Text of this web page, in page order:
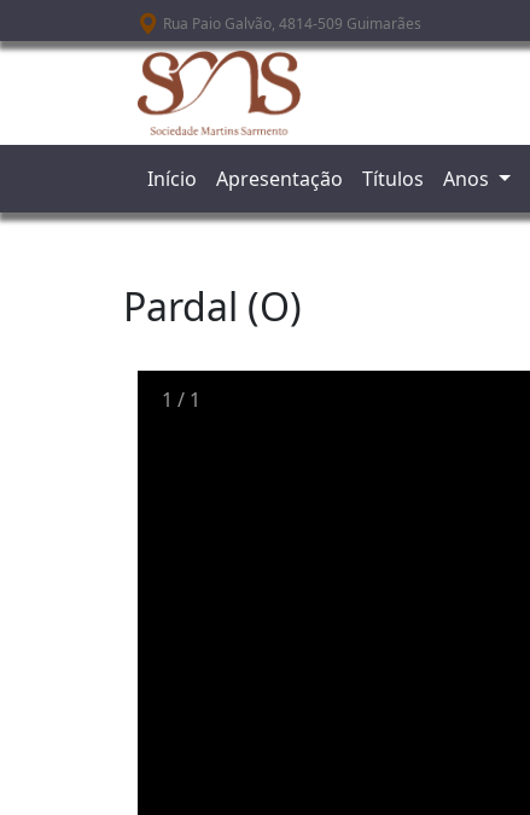
Passar para o conteúdo principal
Rua Paio Galvão, 4814-509 Guimarães
Início Apresentação Títulos Anos
Pardal (O)
1 / 1